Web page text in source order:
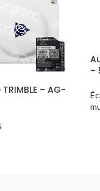
– AG-
–